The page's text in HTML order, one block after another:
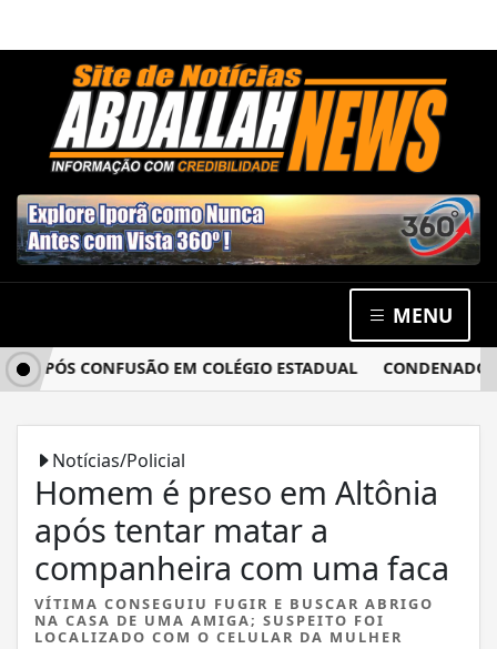
MENU
CONFUSÃO EM COLÉGIO ESTADUAL CONDENADO
Notícias/Policial
Homem é preso em Altônia
após tentar matar a
companheira com uma faca
VÍTIMA CONSEGUIU FUGIR E BUSCAR ABRIGO
NA CASA DE UMA AMIGA; SUSPEITO FOI
LOCALIZADO COM O CELULAR DA MULHER